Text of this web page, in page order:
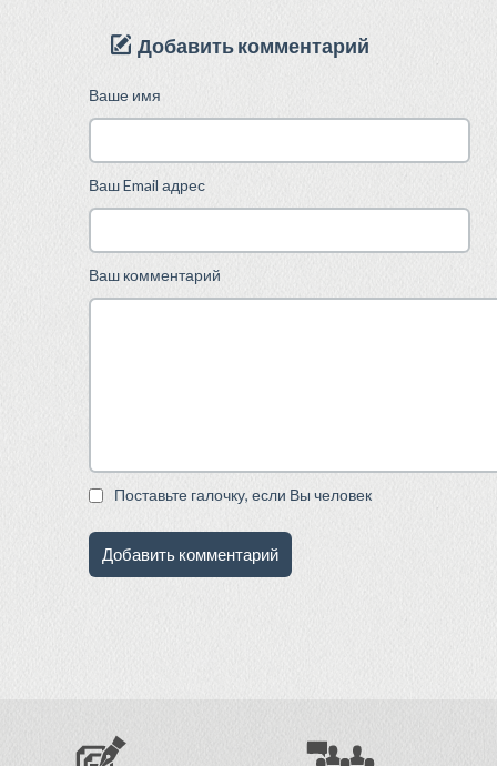
Добавить комментарий
Ваше имя
Ваш Email адрес
Ваш комментарий
Поставьте галочку, если Вы человек